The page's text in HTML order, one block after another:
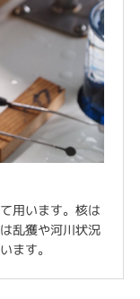
用います。核は
乱獲や河川状況
ます。